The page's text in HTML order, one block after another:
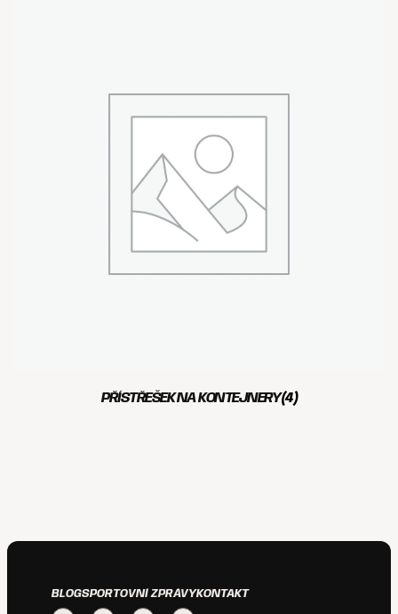
PŘÍSTŘEŠEK NA KONTEJNERY(4)
BLOGSPORTOVNÍ ZPRÁVYKONTAKT